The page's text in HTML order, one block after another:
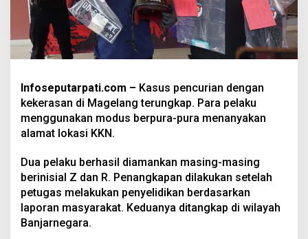
Infoseputarpati.com – Kasus pencurian dengan
kekerasan di Magelang terungkap. Para pelaku
menggunakan modus berpura-pura menanyakan
alamat lokasi KKN.
Dua pelaku berhasil diamankan masing-masing
berinisial Z dan R. Penangkapan dilakukan setelah
petugas melakukan penyelidikan berdasarkan
laporan masyarakat. Keduanya ditangkap di wilayah
Banjarnegara.